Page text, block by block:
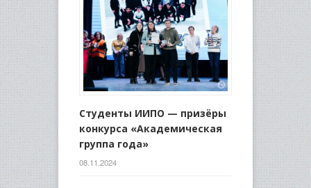
Студенты ИИПО — призёры
конкурса «Академическая
группа года»
08.11.2024